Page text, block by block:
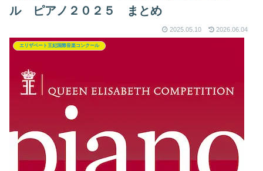
ル ピアノ２０２５ まとめ
2025.05.10 2026.06.04
エリザベート王妃国際音楽コンクール